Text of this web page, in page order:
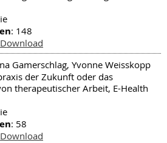
: 148
Download
Gamerschlag, Yvonne Weisskopp
der Zukunft oder das
therapeutischer Arbeit, E-Health
: 58
Download